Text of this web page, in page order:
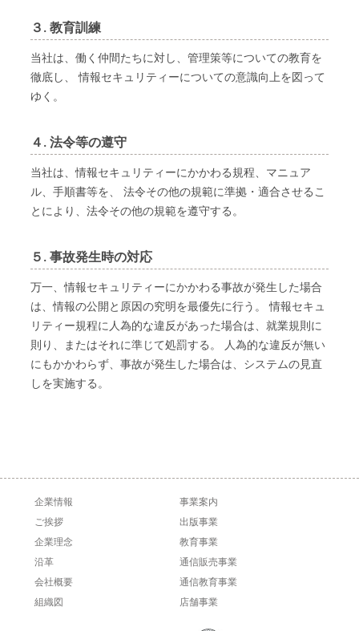
３. 教育訓練
当社は、働く仲間たちに対し、管理策等についての教育を
徹底し、 情報セキュリティーについての意識向上を図って
ゆく。
４. 法令等の遵守
当社は、情報セキュリティーにかかわる規程、マニュア
ル、手順書等を、 法令その他の規範に準拠・適合させるこ
とにより、法令その他の規範を遵守する。
５. 事故発生時の対応
万一、情報セキュリティーにかかわる事故が発生した場合
は、情報の公開と原因の究明を最優先に行う。 情報セキュ
リティー規程に人為的な違反があった場合は、就業規則に
則り、またはそれに準じて処罰する。 人為的な違反が無い
にもかかわらず、事故が発生した場合は、システムの見直
しを実施する。
企業情報
ご挨拶
企業理念
沿革
会社概要
組織図
事業案内
出版事業
教育事業
通信販売事業
通信教育事業
店舗事業